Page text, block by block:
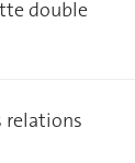
double
relations